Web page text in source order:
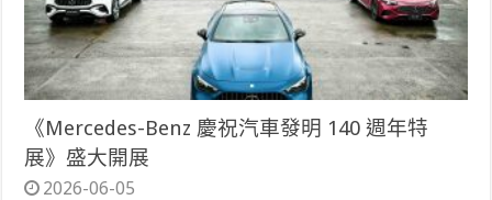
《Mercedes-Benz 慶祝汽車發明 140 週年特
展》盛大開展
2026-06-05